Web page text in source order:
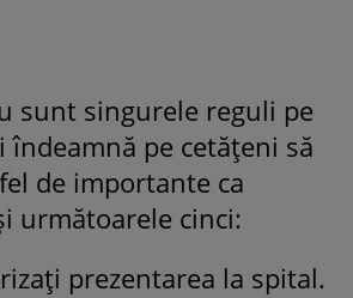
sunt singurele reguli pe
îndeamnă pe cetățeni să
de importante ca
următoarele cinci:
prezentarea la spital.